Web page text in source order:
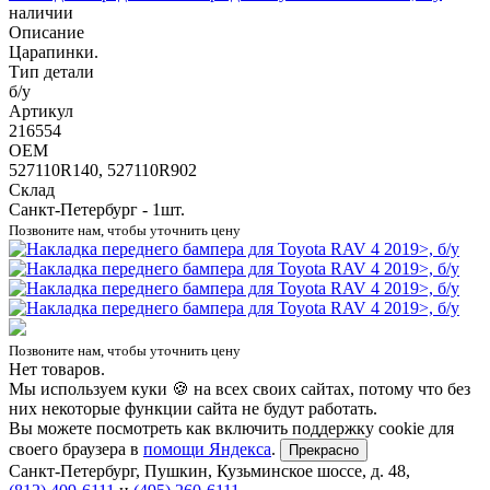
наличии
Описание
Царапинки.
Тип детали
б/у
Артикул
216554
OEM
527110R140, 527110R902
Склад
Санкт-Петербург - 1шт.
Позвоните нам, чтобы уточнить цену
Позвоните нам, чтобы уточнить цену
Нет товаров.
Мы используем куки 🍪 на всех своих сайтах, потому что без
них некоторые функции сайта не будут работать.
Вы можете посмотреть как включить поддержку cookie для
своего браузера в помощи Яндекса. Прекрасно
Санкт-Петербург, Пушкин, Кузьминское шоссе, д. 48,